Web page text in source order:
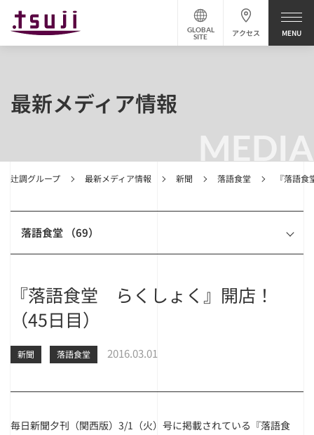
アクセス
GLOBAL
SITE
MEDIA
辻調グループ 最新メディア情報 新聞 落語食堂 『落語
最新メディア情報
落語食堂 （69）
『落語食堂 らくしょく』開店！
（45日目）
新聞 落語食堂 2016.03.01
毎日新聞夕刊（関西版）3/1（火）号に掲載されている『落語食